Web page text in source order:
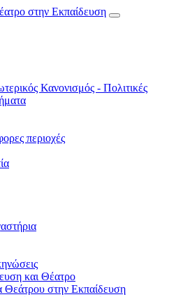
Κανονισμός - Πολιτικές
περιοχές
και Θέατρο
στην Εκπαίδευση